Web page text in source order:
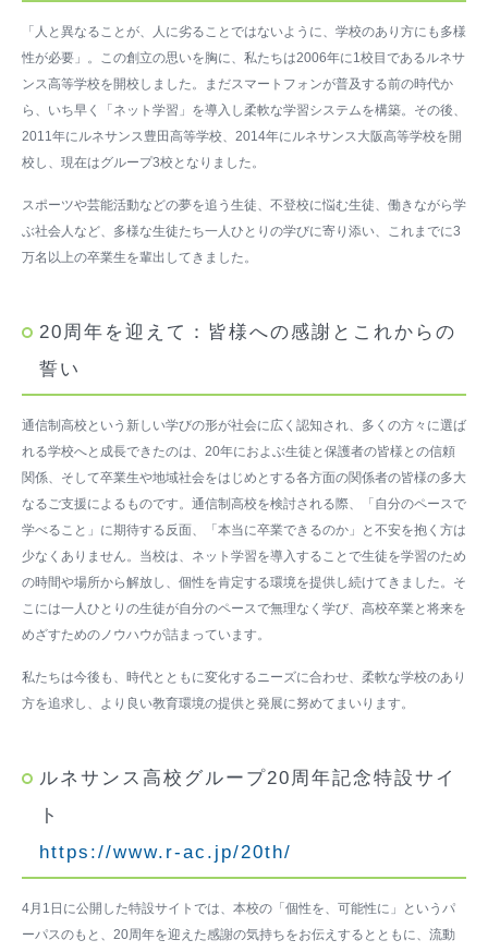
「人と異なることが、人に劣ることではないように、学校のあり方にも多様
性が必要」。この創立の思いを胸に、私たちは2006年に1校目であるルネサ
ンス高等学校を開校しました。まだスマートフォンが普及する前の時代か
ら、いち早く「ネット学習」を導入し柔軟な学習システムを構築。その後、
2011年にルネサンス豊田高等学校、2014年にルネサンス大阪高等学校を開
校し、現在はグループ3校となりました。
スポーツや芸能活動などの夢を追う生徒、不登校に悩む生徒、働きながら学
ぶ社会人など、多様な生徒たち一人ひとりの学びに寄り添い、これまでに3
万名以上の卒業生を輩出してきました。
20周年を迎えて：皆様への感謝とこれからの
誓い
通信制高校という新しい学びの形が社会に広く認知され、多くの方々に選ば
れる学校へと成長できたのは、20年におよぶ生徒と保護者の皆様との信頼
関係、そして卒業生や地域社会をはじめとする各方面の関係者の皆様の多大
なるご支援によるものです。通信制高校を検討される際、「自分のペースで
学べること」に期待する反面、「本当に卒業できるのか」と不安を抱く方は
少なくありません。当校は、ネット学習を導入することで生徒を学習のため
の時間や場所から解放し、個性を肯定する環境を提供し続けてきました。そ
こには一人ひとりの生徒が自分のペースで無理なく学び、高校卒業と将来を
めざすためのノウハウが詰まっています。
私たちは今後も、時代とともに変化するニーズに合わせ、柔軟な学校のあり
方を追求し、より良い教育環境の提供と発展に努めてまいります。
ルネサンス高校グループ20周年記念特設サイ
ト
https://www.r-ac.jp/20th/
4月1日に公開した特設サイトでは、本校の「個性を、可能性に」というパ
ーパスのもと、20周年を迎えた感謝の気持ちをお伝えするとともに、流動